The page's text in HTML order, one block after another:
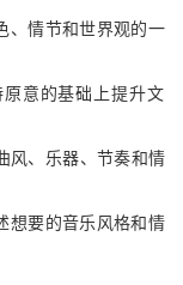
、情节和世界观的一
意的基础上提升文
风、乐器、节奏和情
想要的音乐风格和情